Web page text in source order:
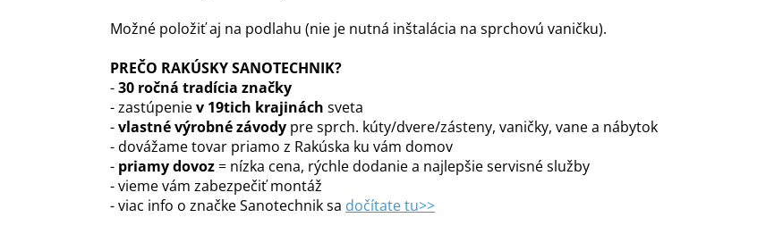
Možné položiť aj na podlahu (nie je nutná inštalácia na sprchovú vaničku).
PREČO RAKÚSKY SANOTECHNIK?
-30 ročná tradícia značky
- zastúpeniev 19tich krajinách sveta
-vlastné výrobné závody pre sprch. kúty/dvere/zásteny, vaničky, vane a nábytok
- dovážame tovar priamo z Rakúska ku vám domov
- priamy dovoz= nízka cena, rýchle dodanie a najlepšie servisné služby
- vieme vám zabezpečiť montáž
- viac info o značke Sanotechnik sa dočítate tu>>